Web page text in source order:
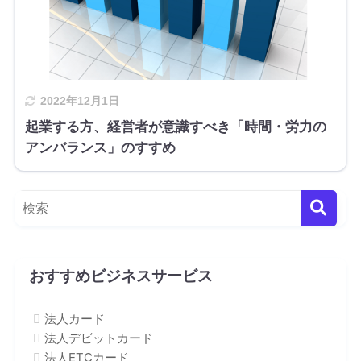
2022年12月1日
起業する方、経営者が意識すべき「時間・労力の
アンバランス」のすすめ
おすすめビジネスサービス
法人カード
法人デビットカード
法人ETCカード